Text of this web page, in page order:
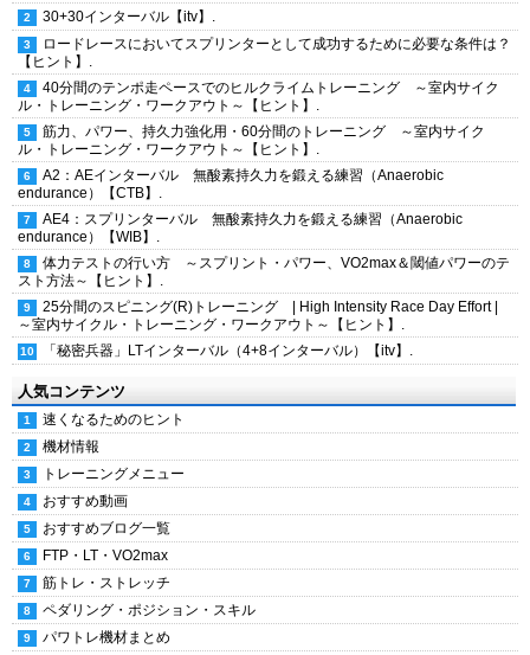
30+30インターバル【itv】.
ロードレースにおいてスプリンターとして成功するために必要な条件は？
【ヒント】.
40分間のテンポ走ペースでのヒルクライムトレーニング ～室内サイク
ル・トレーニング・ワークアウト～【ヒント】.
筋力、パワー、持久力強化用・60分間のトレーニング ～室内サイク
ル・トレーニング・ワークアウト～【ヒント】.
A2：AEインターバル 無酸素持久力を鍛える練習（Anaerobic
endurance）【CTB】.
AE4：スプリンターバル 無酸素持久力を鍛える練習（Anaerobic
endurance）【WIB】.
体力テストの行い方 ～スプリント・パワー、VO2max＆閾値パワーのテ
スト方法～【ヒント】.
25分間のスピニング(R)トレーニング | High Intensity Race Day Effort |
～室内サイクル・トレーニング・ワークアウト～【ヒント】.
「秘密兵器」LTインターバル（4+8インターバル）【itv】.
人気コンテンツ
速くなるためのヒント
機材情報
トレーニングメニュー
おすすめ動画
おすすめブログ一覧
FTP・LT・VO2max
筋トレ・ストレッチ
ペダリング・ポジション・スキル
パワトレ機材まとめ